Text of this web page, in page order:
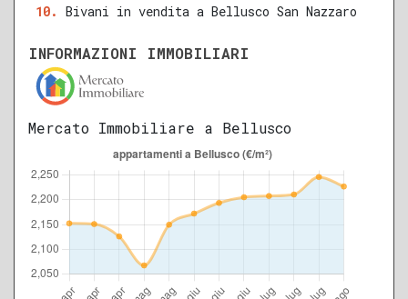
Bivani in vendita a Bellusco San Nazzaro
INFORMAZIONI IMMOBILIARI
Mercato Immobiliare a Bellusco